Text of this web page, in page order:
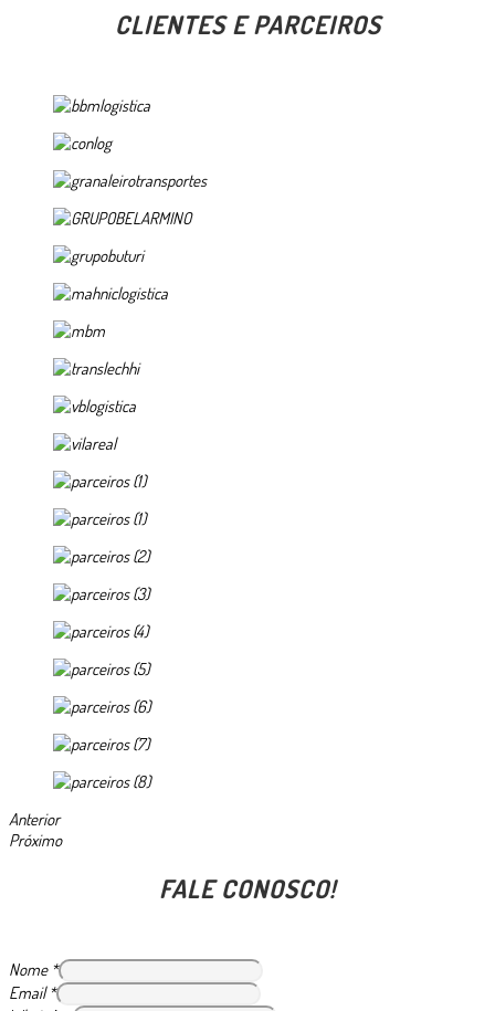
CLIENTES E PARCEIROS
Anterior
Próximo
FALE CONOSCO!
Nome *
Email*